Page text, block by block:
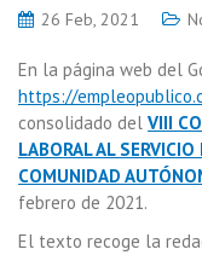
26 Feb, 2021
En la página web del
https://
consolidado del VIII
LABORAL AL
COMUNIDAD
febrero de 2021.
El texto recoge la